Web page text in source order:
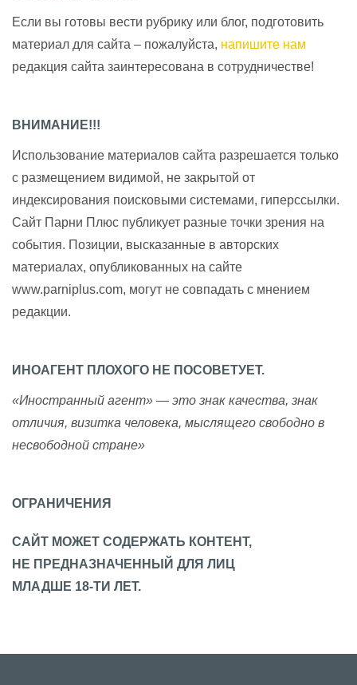
Если вы готовы вести рубрику или блог, подготовить
материал для сайта – пожалуйста, напишите нам
редакция сайта заинтересована в сотрудничестве!
ВНИМАНИЕ!!!
Использование материалов сайта разрешается только
с размещением видимой, не закрытой от
индексирования поисковыми системами, гиперссылки.
Сайт Парни Плюс публикует разные точки зрения на
события. Позиции, высказанные в авторских
материалах, опубликованных на сайте
www.parniplus.com, могут не совпадать с мнением
редакции.
ИНОАГЕНТ ПЛОХОГО НЕ ПОСОВЕТУЕТ.
«Иностранный агент» — это знак качества, знак
отличия, визитка человека, мыслящего свободно в
несвободной стране»
ОГРАНИЧЕНИЯ
САЙТ МОЖЕТ СОДЕРЖАТЬ КОНТЕНТ,
НЕ ПРЕДНАЗНАЧЕННЫЙ ДЛЯ ЛИЦ
МЛАДШЕ 18-ТИ ЛЕТ.